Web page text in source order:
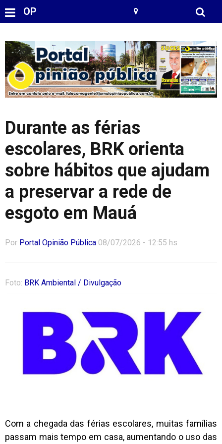
OP
Durante as férias
escolares, BRK orienta
sobre hábitos que ajudam
a preservar a rede de
esgoto em Mauá
Por Portal Opinião Pública 08/07/2026 - 12:55 hs
Foto: BRK Ambiental / Divulgação
Com a chegada das férias escolares, muitas famílias
passam mais tempo em casa, aumentando o uso das